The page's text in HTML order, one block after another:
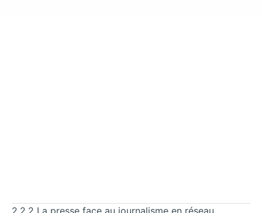
2.2.2 La presse face au journalisme en réseau